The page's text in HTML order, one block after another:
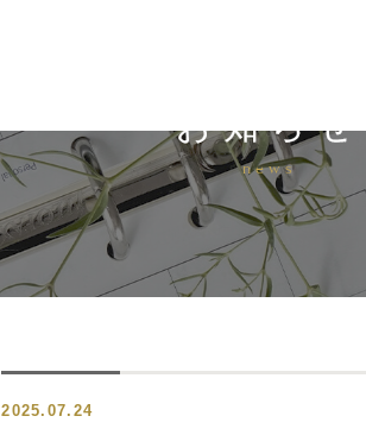
お知らせ
news
2025.07.24